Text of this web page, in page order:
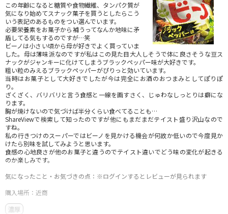
この年齢になると糖質や食物繊維、タンパク質が
気になり始めてスナック菓子を買うとしたらこう
いう表記のあるものをつい選んでいます。
必要栄養素をお菓子から補うってなんか地味に矛
盾してる気もするのですが…笑
ビーノは小さい頃から母が好きでよく買っていま
した。母は薄味派なのですが私はこの見た目大人しそうで体に良さそうな豆ス
ナックがジャンキーに化けてしまうブラックペッパー味が大好きです。
粗い粒のみえるブラックペッパーがぴりっと効いています。
当時はお菓子として大好きでしたが今は完全にお酒のおつまみとしてぽりぽ
り。
ざくざく、バリバリと言う食感と一線を画すさく、じゅわなしっとりは癖にな
ります。
胸が焼けないので気づけば半分くらい食べてることも…
ShareViewで検索して知ったのですが他にもまだまだテイスト盛り沢山なので
すね。
私の行きつけのスーパーではビーノを見かける機会が何故か低いので今度見か
けたら別味を試してみようと思います。
食感の心地良さが他のお菓子と違うのでテイスト違いでどう味の変化が起きる
のか楽しみです。
気になったこと・お気づきの点：※ログインするとレビューが見られます
購入場所：近商
濃厚